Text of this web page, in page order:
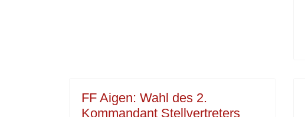
FF Aigen: Wahl des 2.
Kommandant Stellvertreters